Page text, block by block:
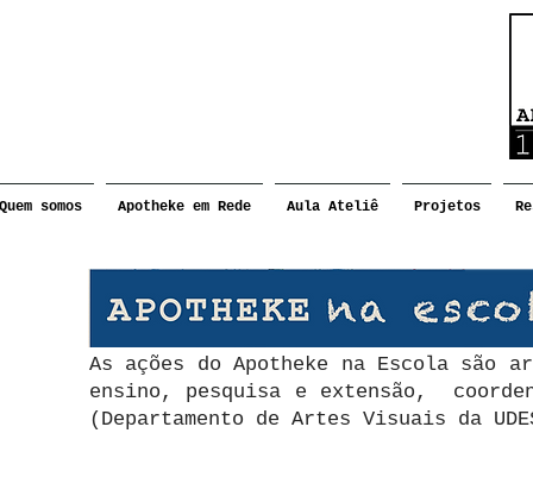
Quem somos Apotheke em Rede Aula Ateliê Projetos
As ações do Apotheke na Escola são
ensino, pesquisa e extensão,
(Departamento de Artes Visuais da